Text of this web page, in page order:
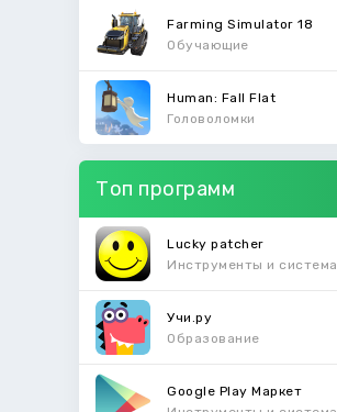
Farming Simulator 18
Обучающие
Human: Fall Flat
Головоломки
Топ программ
Lucky patcher
Инструменты и система
Учи.ру
Образование
Google Play Маркет